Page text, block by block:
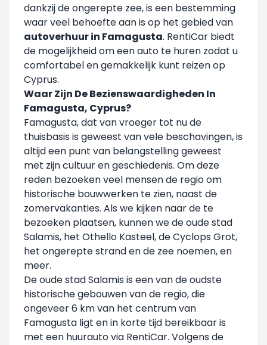
dankzij de ongerepte zee, is een bestemming
waar veel behoefte aan is op het gebied van
autoverhuur in Famagusta. RentiCar biedt
de mogelijkheid om een auto te huren zodat u
comfortabel en gemakkelijk kunt reizen op
Cyprus.
Waar Zijn De Bezienswaardigheden In
Famagusta, Cyprus?
Famagusta, dat van vroeger tot nu de
thuisbasis is geweest van vele beschavingen, is
altijd een punt van belangstelling geweest
met zijn cultuur en geschiedenis. Om deze
reden bezoeken veel mensen de regio om
historische bouwwerken te zien, naast de
zomervakanties. Als we kijken naar de te
bezoeken plaatsen, kunnen we de oude stad
Salamis, het Othello Kasteel, de Cyclops Grot,
het ongerepte strand en de zee noemen, en
meer.
De oude stad Salamis is een van de oudste
historische gebouwen van de regio, die
ongeveer 6 km van het centrum van
Famagusta ligt en in korte tijd bereikbaar is
met een huurauto via RentiCar. Volgens de